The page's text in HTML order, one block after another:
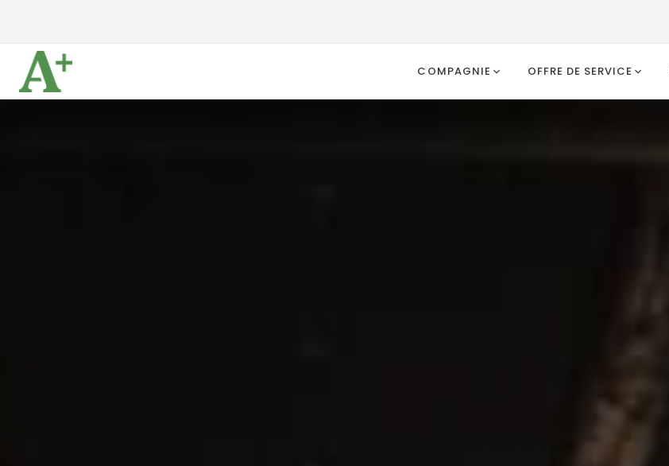
COMPAGNIE OFFRE DE SERVICE